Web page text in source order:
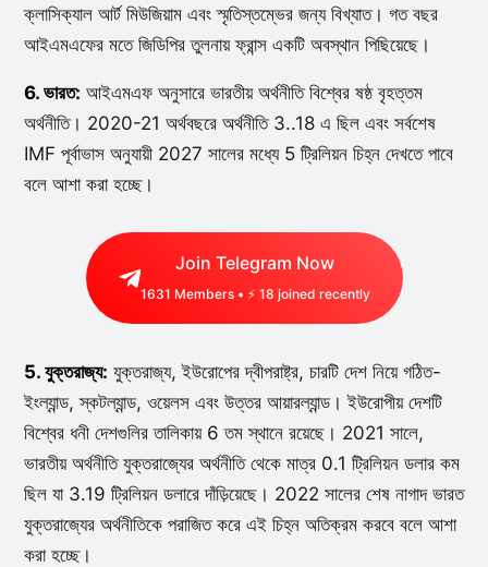
ক্লাসিক্যাল আর্ট মিউজিয়াম এবং স্মৃতিস্তম্ভের জন্য বিখ্যাত। গত বছর
আইএমএফের মতে জিডিপির তুলনায় ফ্রান্স একটি অবস্থান পিছিয়েছে।
6. ভারত: আইএমএফ অনুসারে ভারতীয় অর্থনীতি বিশ্বের ষষ্ঠ বৃহত্তম
অর্থনীতি। 2020-21 অর্থবছরে অর্থনীতি 3..18 এ ছিল এবং সর্বশেষ
IMF পূর্বাভাস অনুযায়ী 2027 সালের মধ্যে 5 ট্রিলিয়ন চিহ্ন দেখতে পাবে
বলে আশা করা হচ্ছে।
Join Telegram Now
1631 Members • ⚡ 18 joined recently
5. যুক্তরাজ্য: যুক্তরাজ্য, ইউরোপের দ্বীপরাষ্ট্র, চারটি দেশ নিয়ে গঠিত-
ইংল্যান্ড, স্কটল্যান্ড, ওয়েলস এবং উত্তর আয়ারল্যান্ড। ইউরোপীয় দেশটি
বিশ্বের ধনী দেশগুলির তালিকায় 6 তম স্থানে রয়েছে। 2021 সালে,
ভারতীয় অর্থনীতি যুক্তরাজ্যের অর্থনীতি থেকে মাত্র 0.1 ট্রিলিয়ন ডলার কম
ছিল যা 3.19 ট্রিলিয়ন ডলারে দাঁড়িয়েছে। 2022 সালের শেষ নাগাদ ভারত
যুক্তরাজ্যের অর্থনীতিকে পরাজিত করে এই চিহ্ন অতিক্রম করবে বলে আশা
করা হচ্ছে।